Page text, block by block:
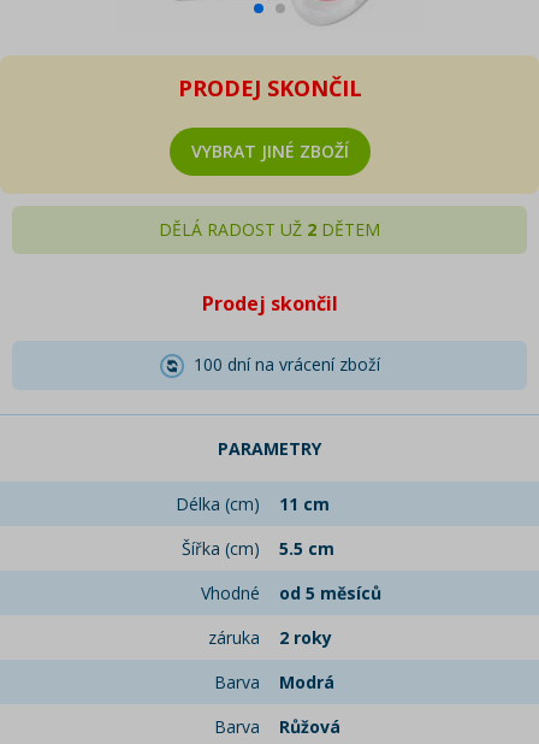
PRODEJ SKONČIL
VYBRAT JINÉ ZBOŽÍ
DĚLÁ RADOST UŽ 2 DĚTEM
Prodej skončil
100 dní na vrácení zboží
PARAMETRY
Délka (cm)
11 cm
Šířka (cm)
5.5 cm
Vhodné
od 5 měsíců
záruka
2 roky
Barva
Modrá
Barva
Růžová